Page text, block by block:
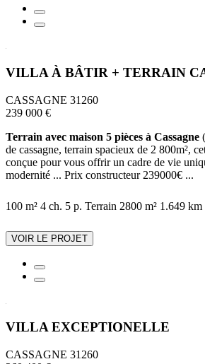
VILLA À BÂTIR + TERRAIN
CASSAGNE 31260
239 000 €
Terrain avec maison 5 pièces à Cassagne (
de cassagne, terrain spacieux de 2 800m²,
conçue pour vous offrir un cadre de vie
modernité ... Prix constructeur 239000€ ...
100 m² 4 ch. 5 p. Terrain 2800 m² 1.649 km
VOIR LE PROJET
VILLA EXCEPTIONELLE
CASSAGNE 31260